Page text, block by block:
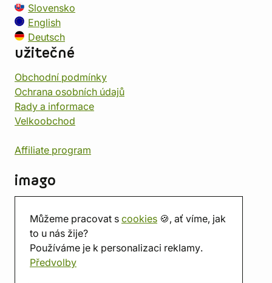
Můžeme pracovat s cookies 🍪, ať víme, jak
to u nás žije?
Používáme je k personalizaci reklamy.
Předvolby
Slovensko
English
Deutsch
užitečné
Obchodní podmínky
Ochrana osobních údajů
Rady a informace
Velkoobchod
Affiliate program
imago
Prodejna
Herna
O nás
Hodnocení obchodu